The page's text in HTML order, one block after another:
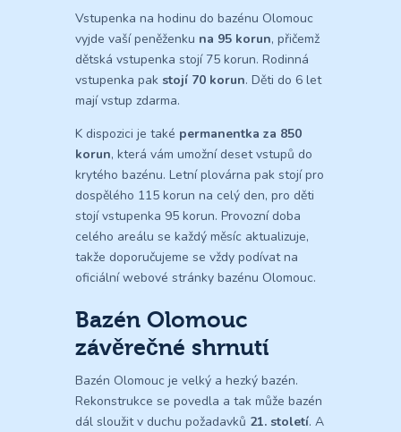
Vstupenka na hodinu do bazénu Olomouc
vyjde vaší peněženku na 95 korun, přičemž
dětská vstupenka stojí 75 korun. Rodinná
vstupenka pak stojí 70 korun. Děti do 6 let
mají vstup zdarma.
K dispozici je také permanentka za 850
korun, která vám umožní deset vstupů do
krytého bazénu. Letní plovárna pak stojí pro
dospělého 115 korun na celý den, pro děti
stojí vstupenka 95 korun. Provozní doba
celého areálu se každý měsíc aktualizuje,
takže doporučujeme se vždy podívat na
oficiální webové stránky bazénu Olomouc.
Bazén Olomouc
závěrečné shrnutí
Bazén Olomouc je velký a hezký bazén.
Rekonstrukce se povedla a tak může bazén
dál sloužit v duchu požadavků 21. století. A